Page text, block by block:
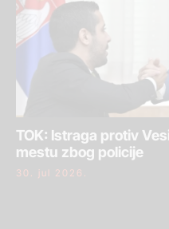
TOK: Istraga protiv
mestu zbog policije
30. jul 2026.